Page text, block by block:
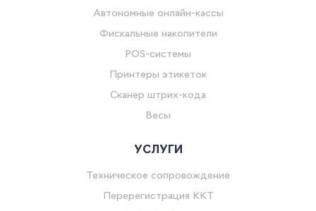
Автономные онлайн-кассы
Фискальные накопители
POS-системы
Принтеры этикеток
Сканер штрих-кода
Весы
УСЛУГИ
Техническое сопровождение
Перерегистрация ККТ